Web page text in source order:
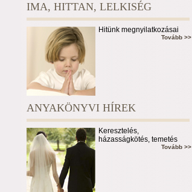
IMA, HITTAN, LELKISÉG
Hitünk megnyilatkozásai
Tovább >>
ANYAKÖNYVI HÍREK
Keresztelés,
házasságkötés, temetés
Tovább >>